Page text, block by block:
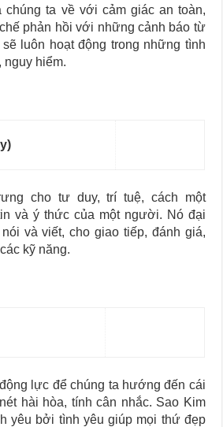
chúng ta về với cảm giác an toàn,
phản hồi với những cảnh báo từ
luôn hoạt động trong những tình
nguy hiểm.
cho tư duy, trí tuệ, cách một
và ý thức của một người. Nó đại
và viết, cho giao tiếp, đánh giá,
kỹ năng.
lực để chúng ta hướng đến cái
hài hòa, tính cân nhắc. Sao Kim
yêu bởi tình yêu giúp mọi thứ đẹp